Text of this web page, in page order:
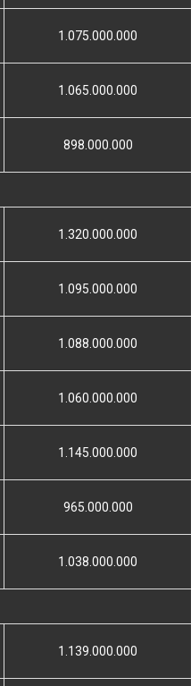
1.075.000.000
1.065.000.000
898.000.000
1.320.000.000
1.095.000.000
1.088.000.000
1.060.000.000
1.145.000.000
965.000.000
1.038.000.000
1.139.000.000